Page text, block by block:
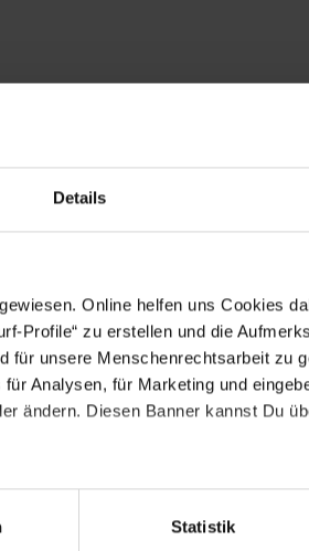
Details
Online helfen uns Cookies
Profile“ zu erstellen und die
für unsere Menschenrechtsarbeit zu
Analysen, für Marketing und
ändern. Diesen Banner kannst Du
Statistik